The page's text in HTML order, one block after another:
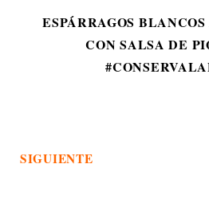
ESPÁRRAGOS
CON SALSA DE
SIGUIENTE